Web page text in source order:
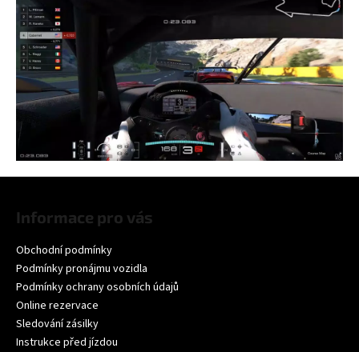
Informace pro vás
Obchodní podmínky
Podmínky pronájmu vozidla
Podmínky ochrany osobních údajů
Online rezervace
Sledování zásilky
Instrukce před jízdou